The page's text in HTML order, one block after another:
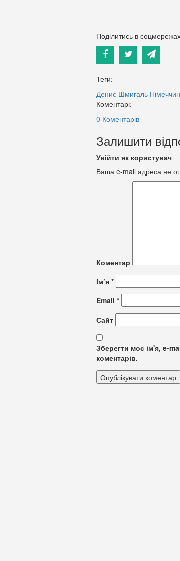
Поділитись в
Теги:
Денис Шмигаль
Коментарі:
0 Коментарів
Залишити
Увійти як користувач
Ваша e-mail адреса не
Коментар
Ім’я *
Email *
Сайт
Зберегти моє ім'я, e-
коментарів.